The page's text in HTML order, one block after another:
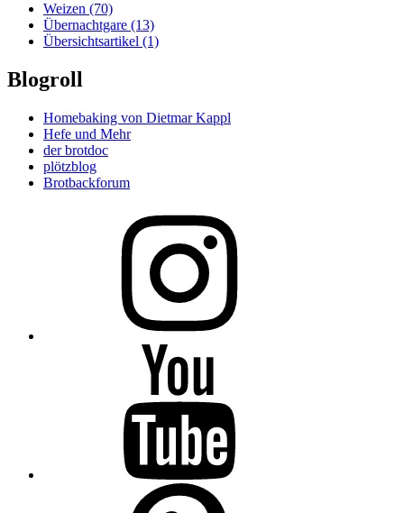
Weizen (70)
Übernachtgare (13)
Übersichtsartikel (1)
Blogroll
Homebaking von Dietmar Kappl
Hefe und Mehr
der brotdoc
plötzblog
Brotbackforum